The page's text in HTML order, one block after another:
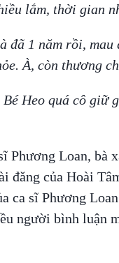
lắm, thời gian
đã 1 năm rồi,
À, còn thương
Heo quá cô giữ
Phương Loan, bà
đăng của Hoài
ca sĩ Phương
người bình luận